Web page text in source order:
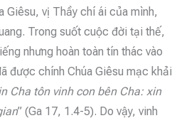
Giêsu, vị Thầy chí ái của mình,
Trong suốt cuộc đời tại thế,
nhưng hoàn toàn tín thác vào
được chính Chúa Giêsu mạc khải
Cha tôn vinh con bên Cha: xin
” (Ga 17, 1.4-5). Do vậy, vinh